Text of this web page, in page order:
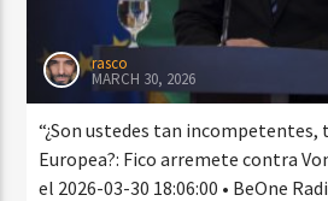
rasco
MARCH 30, 2026
“¿Son ustedes tan incompetentes,
Europea?: Fico arremete contra
el 2026-03-30 18:06:00 • BeOne